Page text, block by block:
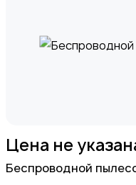
Цена не
Беспроводной